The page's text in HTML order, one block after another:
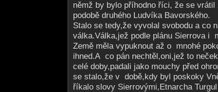
němž by bylo příhodno říci, že se
podobě druhého Ludvíka Bavorského.
Stalo se tedy,že vyvolal svobodu a co
válka.Válka,jež podle plánu Sierrova i
Země měla vypuknout až o mnohé
ihned.A co pán nechtěl,oni,jež to
celé doby,padali jako mouchy před
se stalo,že v době,kdy byl poskoky
říkalo slovy Sierrovými,Etnarcha